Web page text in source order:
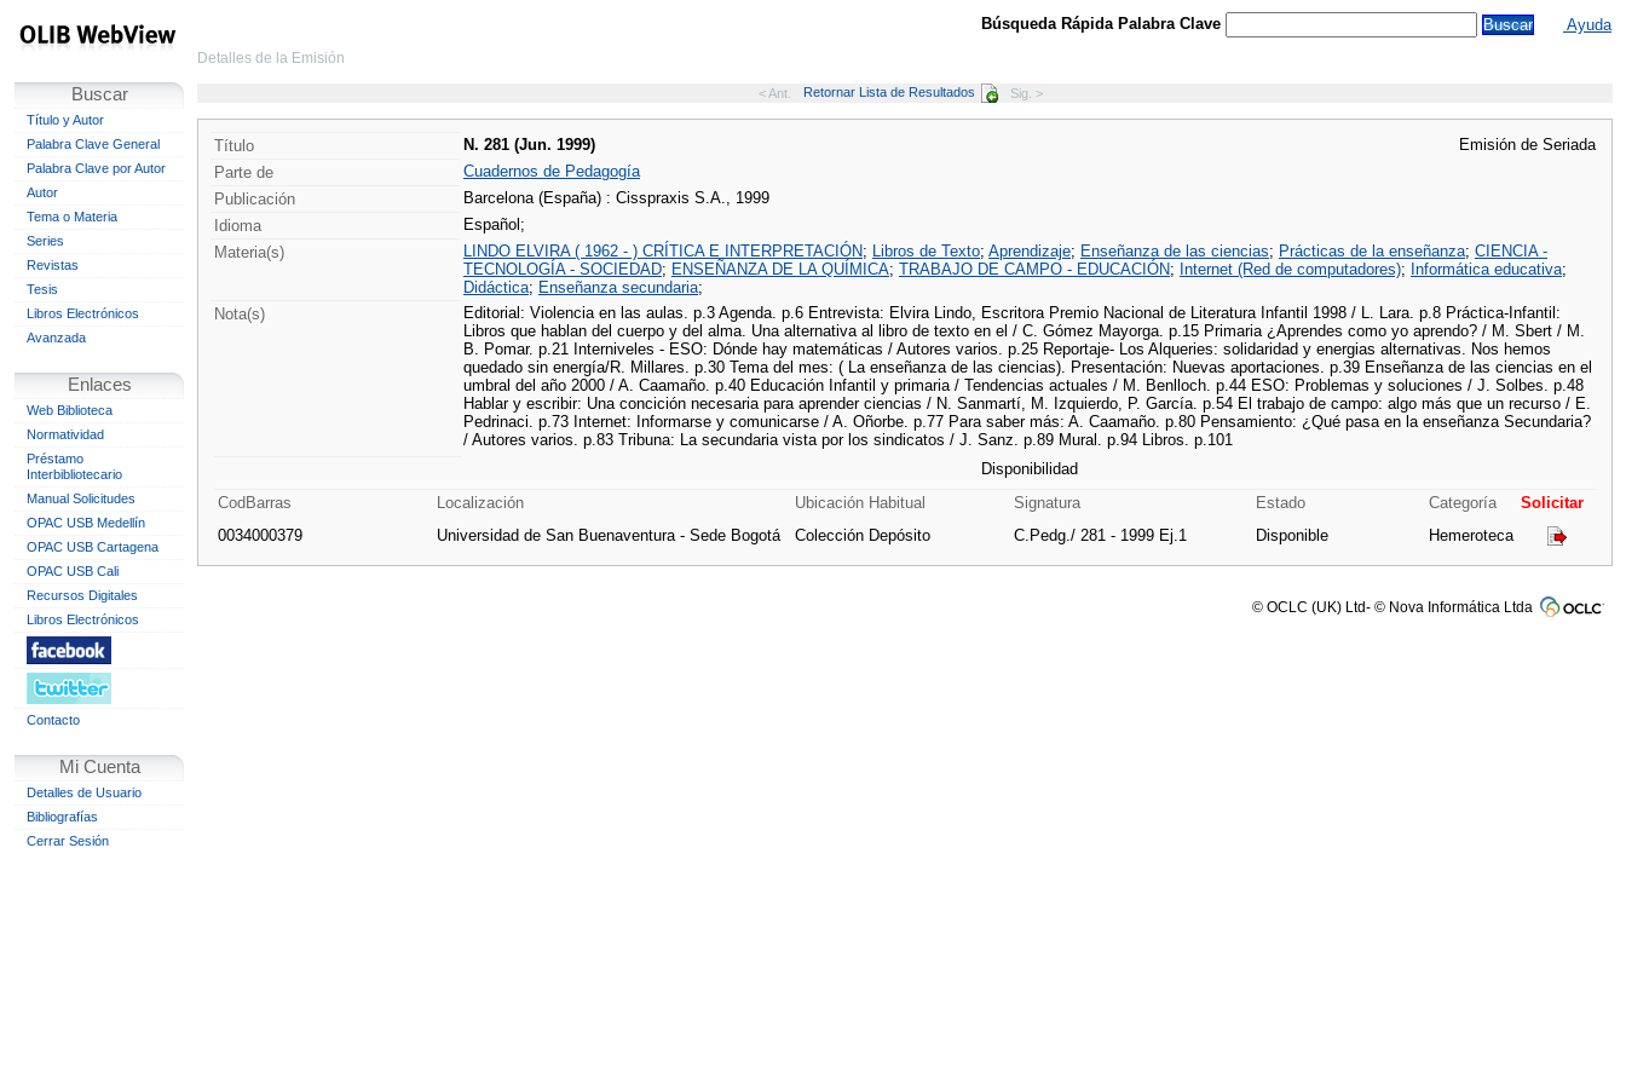
Buscar
Título y Autor
Palabra Clave General
Palabra Clave por Autor
Autor
Tema o Materia
Series
Revistas
Tesis
Libros Electrónicos
Avanzada
Enlaces
Web Biblioteca
Normatividad
Préstamo
Interbibliotecario
Manual Solicitudes
OPAC USB Medellín
OPAC USB Cartagena
OPAC USB Cali
Recursos Digitales
Libros Electrónicos
Contacto
Mi Cuenta
Detalles de Usuario
Bibliografías
Cerrar Sesión
Búsqueda Rápida Palabra Clave Ayuda
Detalles de la Emisión
< Ant. Retornar Lista de Resultados Sig. >
Título N. 281 (Jun. 1999)
Emisión de Seriada
Parte de
Cuadernos de Pedagogía
Publicación
Barcelona (España) : Cisspraxis S.A., 1999
Idioma
Español;
Materia(s)
LINDO ELVIRA ( 1962 - ) CRÍTICA E INTERPRETACIÓN; Libros de Texto; Aprendizaje; Enseñanza de las ciencias; Prácticas de la enseñanza; CIENCIA -
TECNOLOGÍA - SOCIEDAD; ENSEÑANZA DE LA QUÍMICA; TRABAJO DE CAMPO - EDUCACIÓN; Internet (Red de computadores); Informática educativa;
Didáctica; Enseñanza secundaria;
Nota(s)
Editorial: Violencia en las aulas. p.3 Agenda. p.6 Entrevista: Elvira Lindo, Escritora Premio Nacional de Literatura Infantil 1998 / L. Lara. p.8 Práctica-Infantil:
Libros que hablan del cuerpo y del alma. Una alternativa al libro de texto en el / C. Gómez Mayorga. p.15 Primaria ¿Aprendes como yo aprendo? / M. Sbert / M.
B. Pomar. p.21 Interniveles - ESO: Dónde hay matemáticas / Autores varios. p.25 Reportaje- Los Alqueries: solidaridad y energias alternativas. Nos hemos
quedado sin energía/R. Millares. p.30 Tema del mes: ( La enseñanza de las ciencias). Presentación: Nuevas aportaciones. p.39 Enseñanza de las ciencias en el
umbral del año 2000 / A. Caamaño. p.40 Educación Infantil y primaria / Tendencias actuales / M. Benlloch. p.44 ESO: Problemas y soluciones / J. Solbes. p.48
Hablar y escribir: Una concición necesaria para aprender ciencias / N. Sanmartí, M. Izquierdo, P. García. p.54 El trabajo de campo: algo más que un recurso / E.
Pedrinaci. p.73 Internet: Informarse y comunicarse / A. Oñorbe. p.77 Para saber más: A. Caamaño. p.80 Pensamiento: ¿Qué pasa en la enseñanza Secundaria?
/ Autores varios. p.83 Tribuna: La secundaria vista por los sindicatos / J. Sanz. p.89 Mural. p.94 Libros. p.101
Disponibilidad
CodBarras
Localización Ubicación Habitual Signatura Estado Categoría
Solicitar
0034000379
Universidad de San Buenaventura - Sede Bogotá Colección Depósito C.Pedg./ 281 - 1999 Ej.1 Disponible Hemeroteca
© OCLC (UK) Ltd- © Nova Informática Ltda